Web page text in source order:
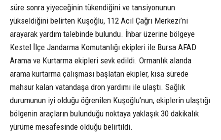
süre sonra yiyeceğinin tükendiğini ve tansiyonunun
yükseldiğini belirten Kuşoğlu, 112 Acil Çağrı Merkezi’ni
arayarak yardım talebinde bulundu. İhbar üzerine bölgeye
Kestel İlçe Jandarma Komutanlığı ekipleri ile Bursa AFAD
Arama ve Kurtarma ekipleri sevk edildi. Ormanlık alanda
arama kurtarma çalışması başlatan ekipler, kısa sürede
mahsur kalan vatandaşa dron yardımı ile ulaştı. Sağlık
durumunun iyi olduğu öğrenilen Kuşoğlu’nun, ekiplerin ulaştığı
bölgenin araçların bulunduğu noktaya yaklaşık 30 dakikalık
yürüme mesafesinde olduğu belirtildi.